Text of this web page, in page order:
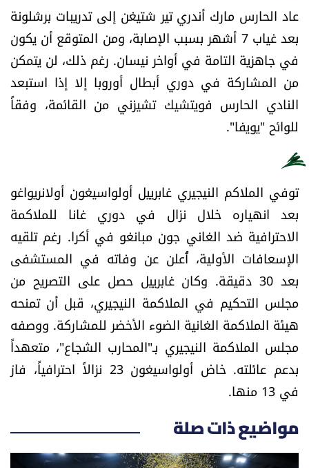
اقرأ تضحك
كاميرا
سجالات
صحّة وصحن
الرياضة
منوّعات
حظّك اليوم
للتاريخ
فيديو
من نحن
للتواصل معنا
شروط الاستخدام
عاد الحارس مارك أندري تير شتيغن إلى تدريبات برشلونة
بعد غياب 7 أشهر بسبب الإصابة، ومن المتوقع أن يكون
في جاهزية التامة في أواخر نيسان. رغم ذلك، لن يتمكن
من المشاركة في دوري أبطال أوروبا إلا إذا استبعد
النادي الحارس فويتشيك تشيزني من القائمة، وفقاً
للوائح "يويفا".
توفي الملاكم النيجيري غابرييل أولواسيغون أولانريواغو
بعد انهياره خلال نزال في دوري غانا للملاكمة
الاحترافية ضد الغاني جون مبانغو في أكرا. رغم تلقيه
الإسعافات الأولية، أُعلن عن وفاته في المستشفى
بعد 30 دقيقة. وكان غابرييل حصل على التصريح من
مجلس التحكيم في الملاكمة النيجيري، قبل أن تمنحه
هيئة الملاكمة الغانية الضوء الأخضر للمشاركة. ووصفه
مجلس الملاكمة النيجيري بـ"المحارب الشجاع"، متعهداً
بدعم عائلته. خاض أولواسيغون 23 نزالاً احترافياً، فاز
في 13 منها.
مواضيع ذات صلة